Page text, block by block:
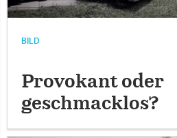
BILD
Provokant oder
geschmacklos?